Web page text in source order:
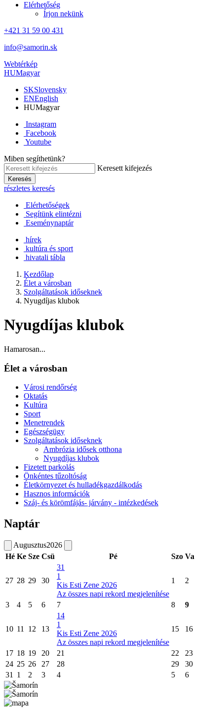
Elérhetőség
Írjon nekünk
+421 31 59 00 431
info@samorin.sk
Webtérkép
HUMagyar
SKSlovensky
ENEnglish
HUMagyar
Instagram
Facebook
Youtube
Miben segíthetünk?
Keresett kifejezés
Keresés
részletes keresés
Elérhetőségek
Segítünk elintézni
Eseménynaptár
hírek
kultúra és sport
hivatali tábla
Kezdőlap
Élet a városban
Szolgáltatások időseknek
Nyugdíjas klubok
Nyugdíjas klubok
Hamarosan...
Élet a városban
Városi rendőrség
Oktatás
Kultúra
Sport
Menetrendek
Egészségügy
Szolgáltatások időseknek
Ambrózia idősek otthona
Nyugdíjas klubok
Fizetett parkolás
Önkéntes tűzoltóság
Életkörnyezet és hulladékgazdálkodás
Hasznos információk
Száj- és körömfájás- járvány - intézkedések
Naptár
Augusztus2026
Hé Ke Sze Csü Pé Szo Va
27 28 29 30
31
1
Kis Esti Zene 2026
Az összes napi rekord megjelenítése
1 2
3 4 5 6 7 8 9
10 11 12 13
14
1
Kis Esti Zene 2026
Az összes napi rekord megjelenítése
15 16
17 18 19 20 21 22
23
24 25 26 27 28 29
30
31
1 2 3 4 5 6